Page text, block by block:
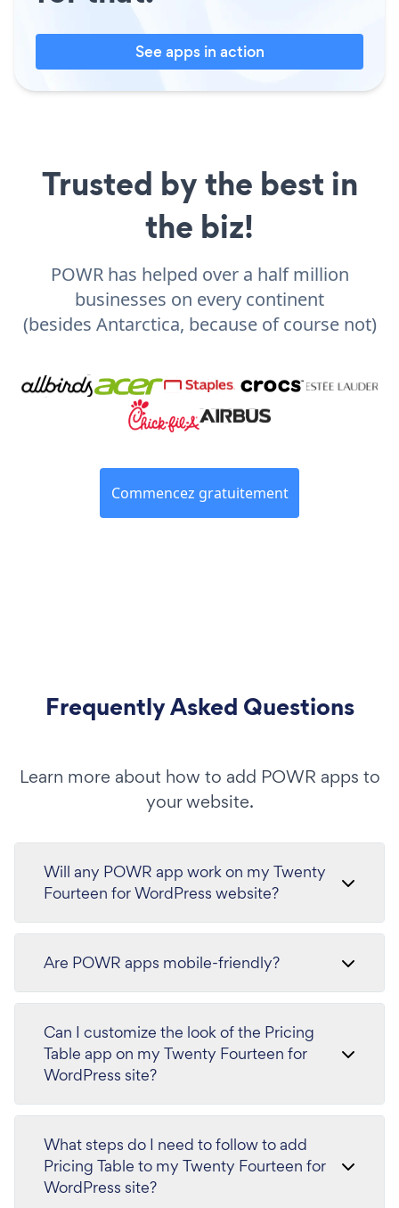
See apps in action
Trusted by the best in
the biz!
POWR has helped over a half million
businesses on every continent
(besides Antarctica, because of course not)
Commencez gratuitement
Frequently Asked Questions
Learn more about how to add POWR apps to
your website.
Will any POWR app work on my Twenty
Fourteen for WordPress website?
Are POWR apps mobile-friendly?
Can I customize the look of the Pricing
Table app on my Twenty Fourteen for
WordPress site?
What steps do I need to follow to add
Pricing Table to my Twenty Fourteen for
WordPress site?